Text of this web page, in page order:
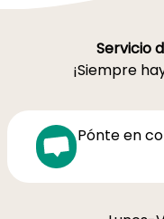
Servicio
¡Siempre
Pónte en